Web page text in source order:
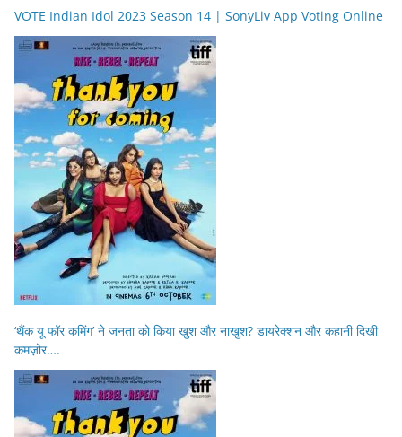
VOTE Indian Idol 2023 Season 14 | SonyLiv App Voting Online
‘थैंक यू फॉर कमिंग’ ने जनता को किया खुश और नाखुश? डायरेक्शन और कहानी दिखी
कमज़ोर….